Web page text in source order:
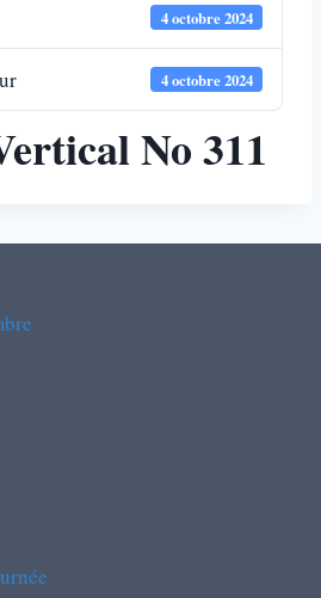
4 octobre 2024
4 octobre 2024
No 311